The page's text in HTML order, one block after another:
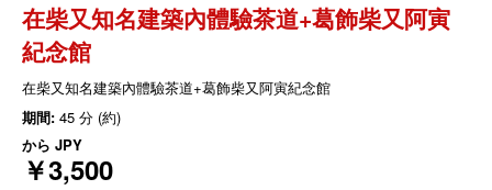
在柴又知名建築內體驗茶道+葛飾柴又阿寅
紀念館
在柴又知名建築內體驗茶道+葛飾柴又阿寅紀念館
期間: 45 分 (約)
から JPY
￥3,500